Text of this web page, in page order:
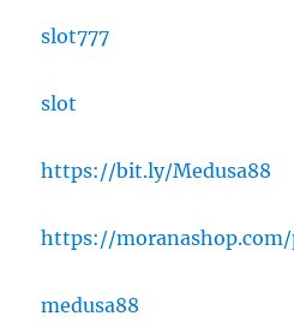
slot777
slot
https://bit.ly/Medusa88
https://
medusa88